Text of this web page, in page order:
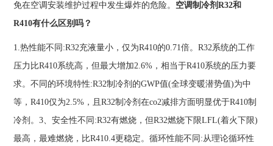
免在空调安装维护过程中发生爆炸的危险。 空调制冷剂R32和
R410有什么区别吗？
1.热性能不同:R32充液量小，仅为R410的0.71倍。R32系统的工作
压力比R410系统高，但最大增加2.6%，相当于R410系统的压力要
求。不同的环境特性:R32制冷剂的GWP值(全球变暖潜势值)为中
等，R410仅为2.5%，且R32制冷剂在co2减排方面明显优于R410制
冷剂。3、安全性不同:R32有燃烧，但R32燃烧下限LFL(着火下限)
最高，最难燃烧，比R410.4更稳定。循环性能不同:从理论循环性